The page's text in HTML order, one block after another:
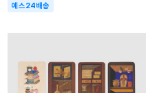
예스24배송